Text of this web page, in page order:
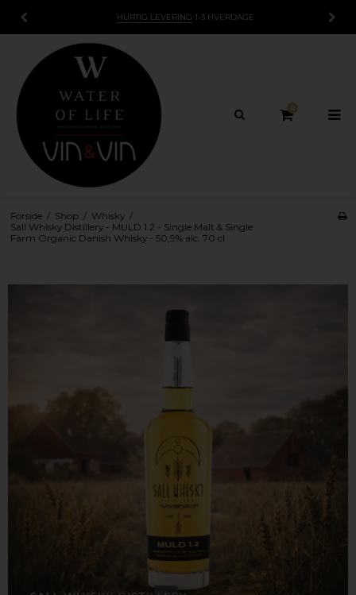
15 DAGESFORTRYDELSESRET
0
Forside / Shop / Whisky /
Sall Whisky Distillery - MULD 1.2 - Single Malt & Single
Farm Organic Danish Whisky - 50,9% alc. 70 cl